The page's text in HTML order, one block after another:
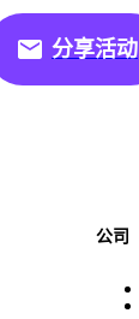
分享活动
公司